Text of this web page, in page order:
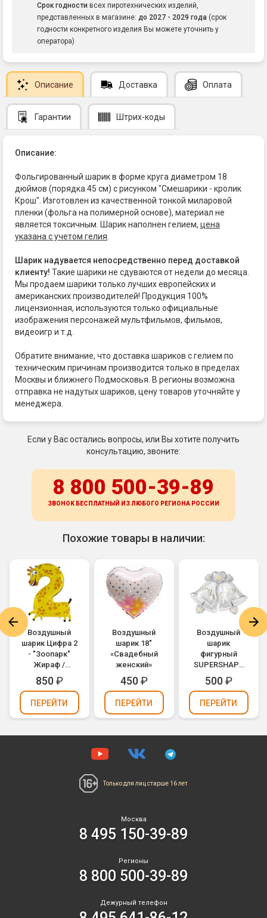
Срок годности всех пиротехнических изделий,
представленных в магазине: до 2027 - 2029 года (срок
годности конкретного изделия Вы можете уточнить у
оператора)
Описание Доставка Оплата
Гарантии Штрих-коды
Описание:
Фольгированный шарик в форме круга диаметром 18
дюймов (порядка 45 см) с рисунком "Смешарики - кролик
Крош". Изготовлен из качественной тонкой миларовой
пленки (фольга на полимерной основе), материал не
является токсичным. Шарик наполнен гелием, цена
указана с учетом гелия
Шарик надувается непосредственно перед доставкой
клиенту! Такие шарики не сдуваются от недели до месяца.
Мы продаем шарики только лучших европейских и
американских производителей! Продукция 100%
лицензионная, используются только официальные
изображения персонажей мультфильмов, фильмов,
видеоигр и т.д.
Обратите внимание, что доставка шариков с гелием по
техническим причинам производится только в пределах
Москвы и ближнего Подмосковья. В регионы возможна
отправка не надутых шариков, цену товаров уточняйте у
менеджера.
Если у Вас остались вопросы, или Вы хотите получить
консультацию, звоните:
8 800 500-39-89
ЗВОНОК БЕСПЛАТНЫЙ ИЗ ЛЮБОГО РЕГИОНА РОССИИ
Похожие товары в наличии:
Воздушный
шарик Цифра 2
- "Зоопарк"
Жираф /
Animaloons
Giraffe (1207-
1684)
850₽
ПЕРЕЙТИ
Воздушный
шарик 18"
«Свадебный
женский»
450₽
ПЕРЕЙТИ
Воздушный
шарик
фигурный
SUPERSHAPE
Свадебные
колокола
(1207-0361)
500₽
ПЕРЕЙТИ
Только для лиц старше 16 лет
Москва
8 495 150-39-89
Регионы
8 800 500-39-89
Дежурный телефон